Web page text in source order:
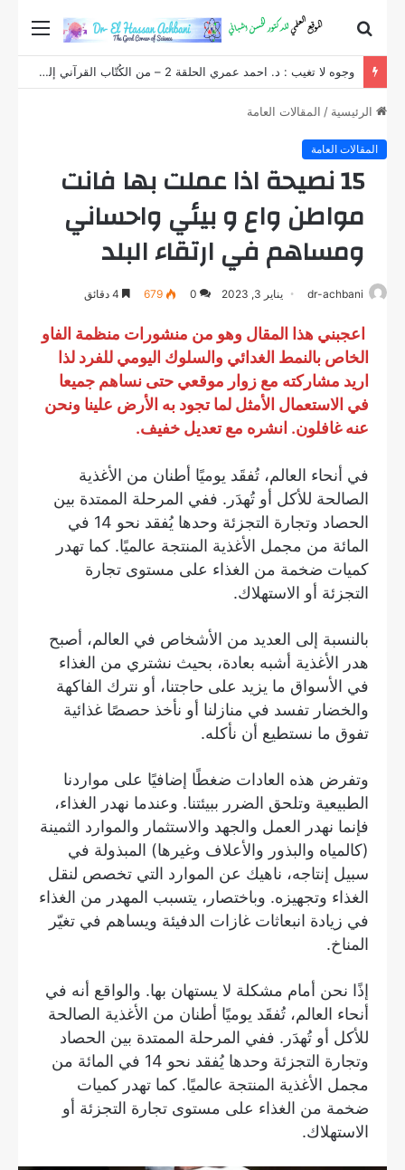
عن
وجوه لا تغيب : د. احمد عمري الحلقة 2 – من الكُتّاب القرآني إلى ثانوية يوسف بن تاشفين
الرئيسية / المقالات العامة
المقالات العامة
15 نصيحة اذا عملت بها فانت
مواطن واع و بيئي واحساني
ومساهم في ارتقاء البلد
dr-achbani يناير 3, 2023 0
679
اعجبني هذا المقال وهو من منشورات منظمة الفاو
الخاص بالنمط الغدائي والسلوك اليومي للفرد لذا
اريد مشاركته مع زوار موقعي حتى نساهم جميعا
في الاستعمال الأمثل لما تجود به الأرض علينا ونحن
عنه غافلون. انشره مع تعديل خفيف.
في أنحاء العالم، تُفقَد يوميًا أطنان من الأغذية
الصالحة للأكل أو تُهدَر. ففي المرحلة الممتدة بين
الحصاد وتجارة التجزئة وحدها يُفقد نحو 14 في
المائة من مجمل الأغذية المنتجة عالميًا. كما تهدر
كميات ضخمة من الغذاء على مستوى تجارة
التجزئة أو الاستهلاك.
بالنسبة إلى العديد من الأشخاص في العالم، أصبح
هدر الأغذية أشبه بعادة، بحيث نشتري من الغذاء
في الأسواق ما يزيد على حاجتنا، أو نترك الفاكهة
والخضار تفسد في منازلنا أو نأخذ حصصًا غذائية
تفوق ما نستطيع أن نأكله.
وتفرض هذه العادات ضغطًا إضافيًا على مواردنا
الطبيعية وتلحق الضرر ببيئتنا. وعندما نهدر الغذاء،
فإنما نهدر العمل والجهد والاستثمار والموارد الثمينة
(كالمياه والبذور والأعلاف وغيرها) المبذولة في
سبيل إنتاجه، ناهيك عن الموارد التي تخصص لنقل
الغذاء وتجهيزه. وباختصار، يتسبب المهدر من الغذاء
في زيادة انبعاثات غازات الدفيئة ويساهم في تغيّر
المناخ.
إذًا نحن أمام مشكلة لا يستهان بها. والواقع أنه في
أنحاء العالم، تُفقَد يوميًا أطنان من الأغذية الصالحة
للأكل أو تُهدَر. ففي المرحلة الممتدة بين الحصاد
وتجارة التجزئة وحدها يُفقد نحو 14 في المائة من
مجمل الأغذية المنتجة عالميًا. كما تهدر كميات
ضخمة من الغذاء على مستوى تجارة التجزئة أو
الاستهلاك.